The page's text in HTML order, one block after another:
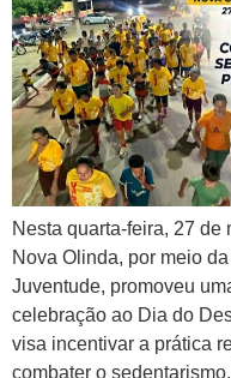
Nesta quarta-feira, 27
Nova Olinda, por meio
Juventude, promoveu
celebração ao Dia do
visa incentivar a prática
combater o